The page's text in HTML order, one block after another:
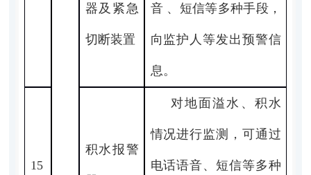
器及紧急
切断装置
音 、短信等多种手段，
向监护人等发出预警信
息。
15
积水报警
对地面溢水、积水
情况进行监测，可通过
电话语音、短信等多种